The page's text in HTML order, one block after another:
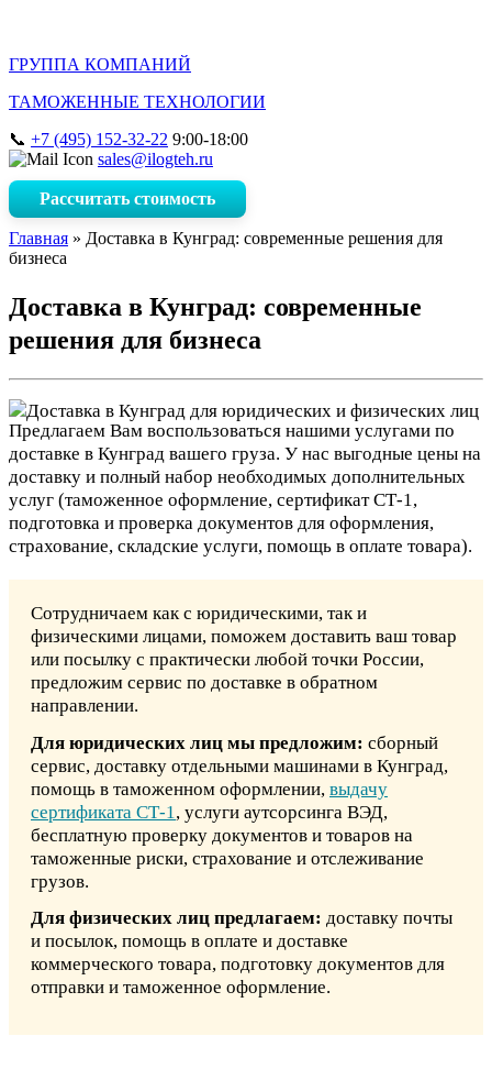
ГРУППА КОМПАНИЙ
ТАМОЖЕННЫЕ ТЕХНОЛОГИИ
+7 (495) 152-32-22 9:00-18:00
sales@ilogteh.ru
Рассчитать стоимость
Главная » Доставка в Кунград: современные решения для
бизнеса
Доставка в Кунград: современные
решения для бизнеса
Предлагаем Вам воспользоваться нашими услугами по
доставке в Кунград вашего груза. У нас выгодные цены на
доставку и полный набор необходимых дополнительных
услуг (таможенное оформление, сертификат СТ-1,
подготовка и проверка документов для оформления,
страхование, складские услуги, помощь в оплате товара).
Сотрудничаем как с юридическими, так и
физическими лицами, поможем доставить ваш товар
или посылку с практически любой точки России,
предложим сервис по доставке в обратном
направлении.
Для юридических лиц мы предложим: сборный
сервис, доставку отдельными машинами в Кунград,
помощь в таможенном оформлении, выдачу
сертификата СТ-1 , услуги аутсорсинга ВЭД,
бесплатную проверку документов и товаров на
таможенные риски, страхование и отслеживание
грузов.
Для физических лиц предлагаем: доставку почты
и посылок, помощь в оплате и доставке
коммерческого товара, подготовку документов для
отправки и таможенное оформление.